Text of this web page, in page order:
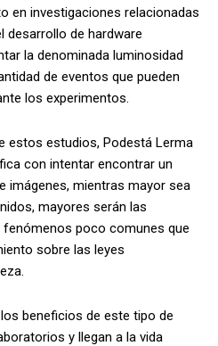
en investigaciones relacionadas
desarrollo de hardware
la denominada luminosidad
de eventos que pueden
los experimentos.
estos estudios, Podestá Lerma
con intentar encontrar un
imágenes, mientras mayor sea
mayores serán las
fenómenos poco comunes que
sobre las leyes
beneficios de este tipo de
y llegan a la vida